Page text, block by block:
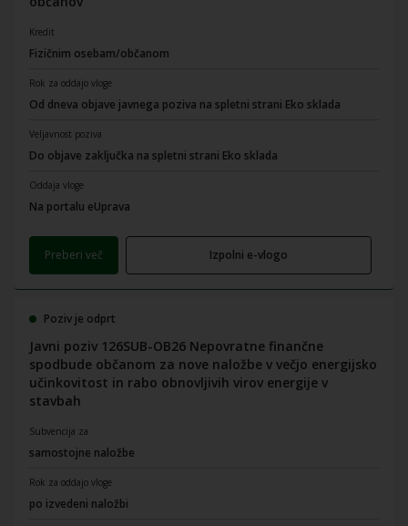
Kredit
Fizičnim osebam/občanom
Rok za oddajo vloge
Od dneva objave javnega poziva na spletni strani Eko sklada
Veljavnost poziva
Do objave zaključka na spletni strani Eko sklada
Oddaja vloge
Na portalu eUprava
Preberi več Izpolni e-vlogo
Poziv je odprt
Javni poziv 126SUB-OB26 Nepovratne finančne
spodbude občanom za nove naložbe v večjo energijsko
učinkovitost in rabo obnovljivih virov energije v
stavbah
Subvencija za
samostojne naložbe
Rok za oddajo vloge
po izvedeni naložbi